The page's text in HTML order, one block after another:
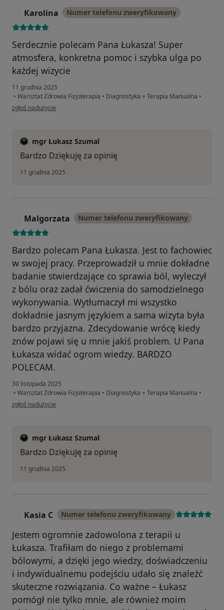
Karolina Numer telefonu zweryfikowany
Serdecznie polecam Pana Łukasza! Super
atmosfera, konkretna pomoc i szybka ulga po
każdej wizycie
11 grudnia 2025
• Warsztat Zdrowia Fizjoterapia • Diagnostyka + Terapia Manualna •
w opinii użytkownika Karolina
zgłoś nadużycie
mgr Łukasz Szumal
Bardzo Dziękuję za opinię
11 grudnia 2025
Malgorzata Numer telefonu zweryfikowany
Bardzo polecam Pana Łukasza. Jest to fachowiec
w swojej pracy. Przeprowadził u mnie dokładne
badanie stwierdzające co sprawia ból, wyleczył
z bólu oraz zadał ćwiczenia do samodzielnego
wykonywania. Wytłumaczył mi wszystko
dokładnie jasnym językiem a sama wizyta była
bardzo przyjazna. Zdecydowanie wrócę kiedy
znów pojawi się u mnie jakiś problem. U Pana
Łukasza widać ogrom wiedzy. BARDZO
POLECAM.
30 listopada 2025
• Warsztat Zdrowia Fizjoterapia • Diagnostyka + Terapia Manualna •
w opinii użytkownika Malgorzata
zgłoś nadużycie
mgr Łukasz Szumal
Bardzo Dziękuję za opinię
11 grudnia 2025
Kasia C Numer telefonu zweryfikowany
Jestem ogromnie zadowolona z terapii u
Łukasza. Trafiłam do niego z problemami
bólowymi, a dzięki jego wiedzy, doświadczeniu
i indywidualnemu podejściu udało się znaleźć
skuteczne rozwiązania. Co ważne – Łukasz
pomógł nie tylko mnie, ale również moim